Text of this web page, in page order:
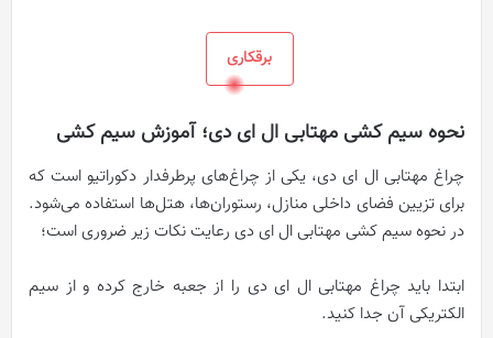
برقکاری
نحوه سیم کشی مهتابی ال ای دی؛ آموزش سیم کشی
چراغ مهتابی ال ای دی، یکی از چراغ‌های پرطرفدار دکوراتیو است که
برای تزیین فضای داخلی منازل، رستوران‌ها، هتل‌ها استفاده می‌شود.
در نحوه سيم کشی مهتابی ال ای دی رعایت نکات زیر ضروری است؛
ابتدا باید چراغ مهتابی ال ای دی را از جعبه خارج کرده و از سیم
الکتریکی آن جدا کنید.